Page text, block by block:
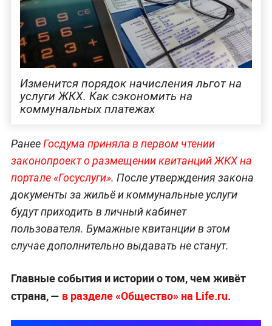
Изменится порядок начисления льгот на
услуги ЖКХ. Как сэкономить на
коммунальных платежах
РанееГосдума приняла в первом чтении
законопроект о размещении квитанций ЖКХ на
портале «Госуслуги». После утверждения закона
документы за жильё и коммунальные услуги
будут приходить в личный кабинет
пользователя. Бумажные квитанции в этом
случае дополнительно выдавать не станут.
Главные события и истории о том, чем живёт
страна, — в разделе «Общество» на Life.ru.